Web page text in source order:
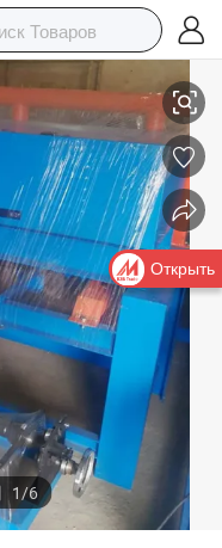
потолочных
1/6
Открыть